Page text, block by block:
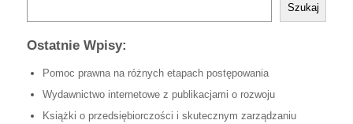
Szukaj
Ostatnie Wpisy:
Pomoc prawna na różnych etapach postępowania
Wydawnictwo internetowe z publikacjami o rozwoju
Książki o przedsiębiorczości i skutecznym zarządzaniu